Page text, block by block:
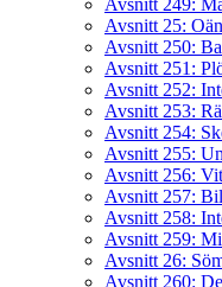
Avsnitt 249:
Avsnitt 25:
Avsnitt 250:
Avsnitt 251:
Avsnitt 252:
Avsnitt 253:
Avsnitt 254:
Avsnitt 255:
Avsnitt 256:
Avsnitt 257:
Avsnitt 258:
Avsnitt 259:
Avsnitt 26:
Avsnitt 260: